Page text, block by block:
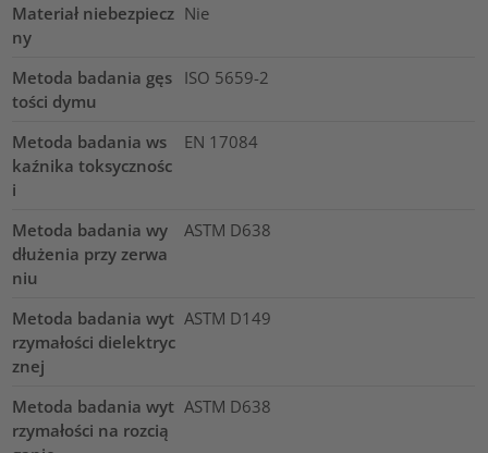
Materiał niebezpiecz
ny
Nie
Metoda badania gęs
tości dymu
ISO 5659-2
Metoda badania ws
kaźnika toksycznośc
i
EN 17084
Metoda badania wy
dłużenia przy zerwa
niu
ASTM D638
Metoda badania wyt
rzymałości dielektryc
znej
ASTM D149
Metoda badania wyt
rzymałości na rozcią
ASTM D638